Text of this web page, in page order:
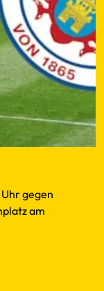
gegen
am